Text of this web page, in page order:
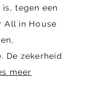
tegen een
All in House
De zekerheid
meer